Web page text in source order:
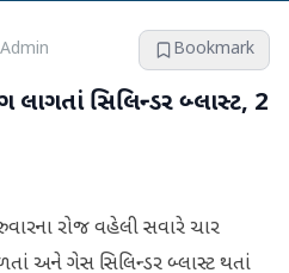
Bookmark
લાગતાં સિલિન્ડર બ્લાસ્ટ, 2
રોજ વહેલી સવારે ચાર
અને ગેસ સિલિન્ડર બ્લાસ્ટ થતાં